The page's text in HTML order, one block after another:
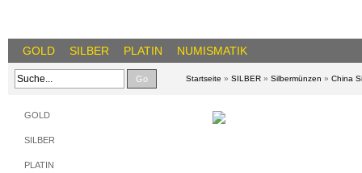
GOLD SILBER PLATIN NUMISMATIK
Go Startseite » SILBER » Silbermünzen » China
GOLD
SILBER
PLATIN